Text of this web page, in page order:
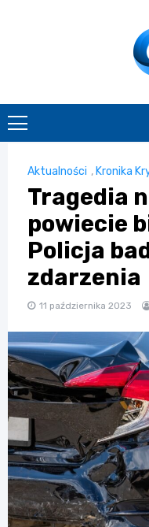
Aktualności , Kronika
Tragedia
powiecie
Policja
zdarzenia
11 października 2023